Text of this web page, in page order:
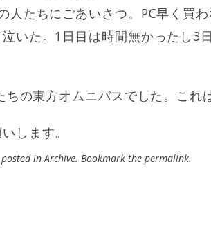
たちにごあいさつ。PC早く買わ
いた。1日目は時間無かったし3
の東方オムニバスでした。これ
します。
posted inArchive. Bookmark the permalink.